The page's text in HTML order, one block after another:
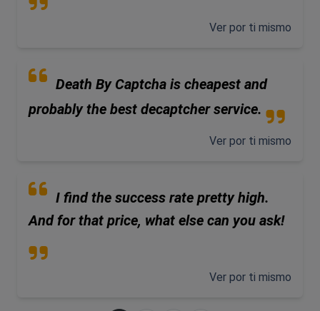
Ver por ti mismo
Death By Captcha is cheapest and
probably the best decaptcher service.
Ver por ti mismo
I find the success rate pretty high.
And for that price, what else can you ask!
Ver por ti mismo